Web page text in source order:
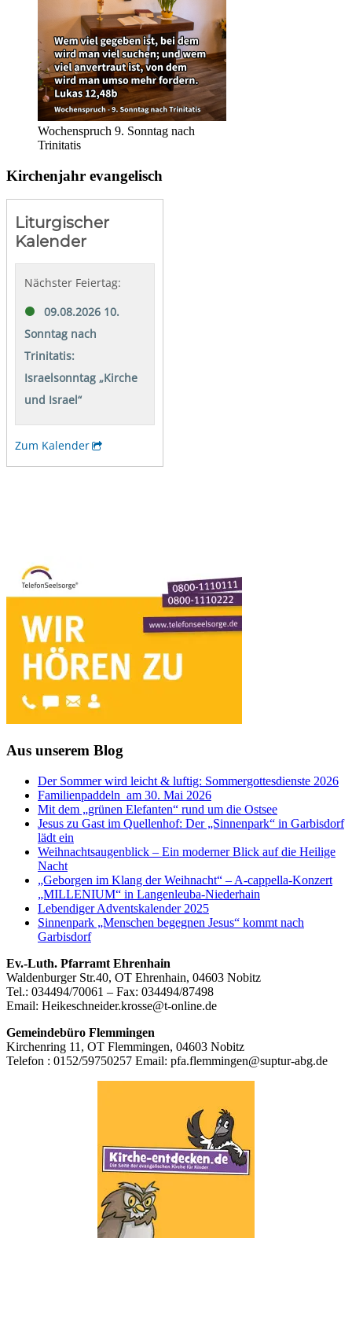
Wochenspruch 9. Sonntag nach
Trinitatis
Kirchenjahr evangelisch
Aus unserem Blog
Der Sommer wird leicht & luftig: Sommergottesdienste 2026
Familienpaddeln am 30. Mai 2026
Mit dem „grünen Elefanten“ rund um die Ostsee
Jesus zu Gast im Quellenhof: Der „Sinnenpark“ in Garbisdorf
lädt ein
Weihnachtsaugenblick – Ein moderner Blick auf die Heilige
Nacht
„Geborgen im Klang der Weihnacht“ – A-cappella-Konzert
„MILLENIUM“ in Langenleuba-Niederhain
Lebendiger Adventskalender 2025
Sinnenpark „Menschen begegnen Jesus“ kommt nach
Garbisdorf
Footer
Inhalt
Ev.-Luth. Pfarramt Ehrenhain
Waldenburger Str.40, OT Ehrenhain, 04603 Nobitz
Tel.: 034494/70061 – Fax: 034494/87498
Email: Heikeschneider.krosse@t-online.de
Gemeindebüro Flemmingen
Kirchenring 11, OT Flemmingen, 04603 Nobitz
Telefon : 0152/59750257 Email: pfa.flemmingen@suptur-abg.de